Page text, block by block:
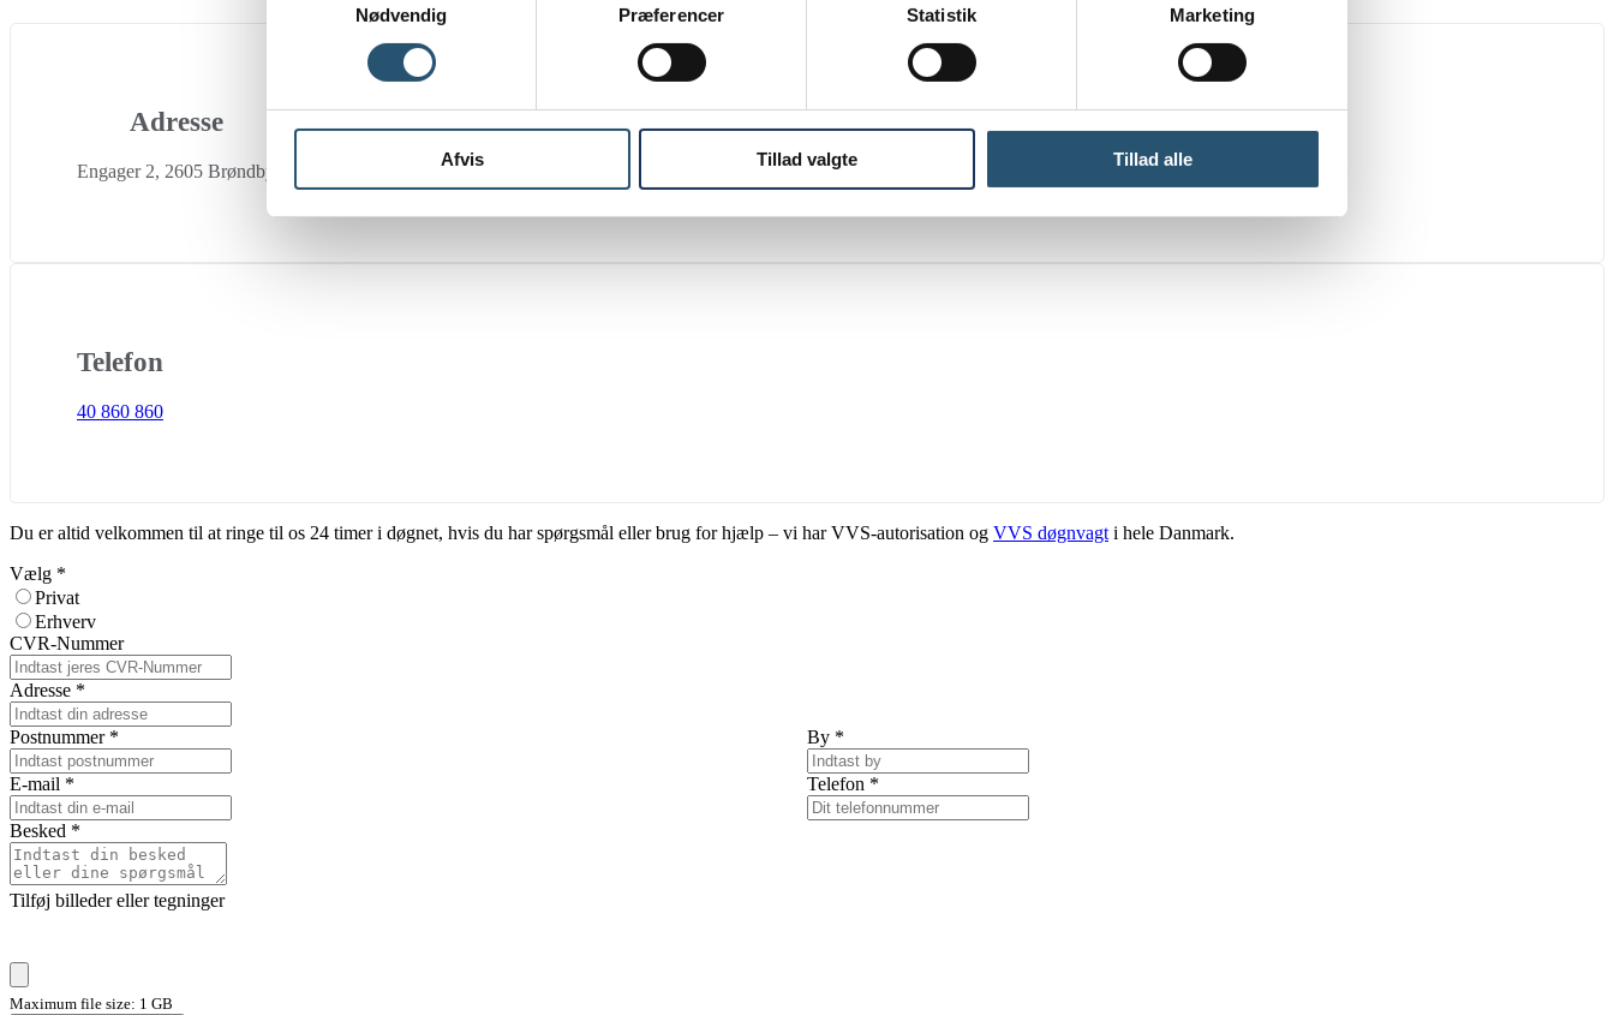
Nødvendig
Præferencer Statistik Marketing
Afvis Tillad valgte Tillad alle
Adresse
Engager 2, 2605 Brøndby
Telefon
40 860 860
Du er altid velkommen til at ringe til os 24 timer i døgnet, hvis du har spørgsmål eller brug for hjælp – vi har VVS-autorisation og VVS døgnvagt i hele Danmark.
Vælg *
Privat
Erhverv
CVR-Nummer
Adresse *
Postnummer * By *
E-mail * Telefon *
Besked *
Tilføj billeder eller tegninger
Maximum file size: 1 GB